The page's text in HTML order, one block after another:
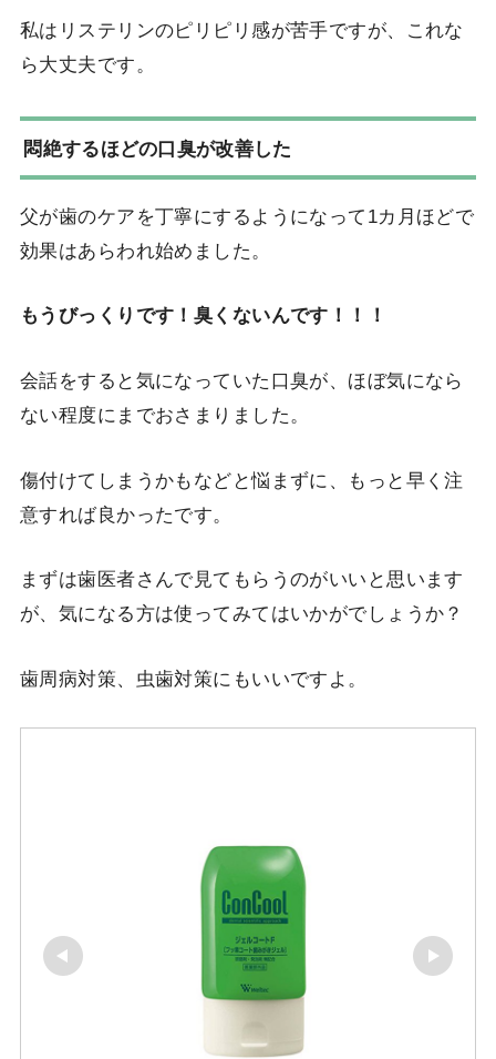
私はリステリンのピリピリ感が苦手ですが、これな
ら大丈夫です。
悶絶するほどの口臭が改善した
父が歯のケアを丁寧にするようになって1カ月ほどで
効果はあらわれ始めました。
もうびっくりです！臭くないんです！！！
会話をすると気になっていた口臭が、ほぼ気になら
ない程度にまでおさまりました。
傷付けてしまうかもなどと悩まずに、もっと早く注
意すれば良かったです。
まずは歯医者さんで見てもらうのがいいと思います
が、気になる方は使ってみてはいかがでしょうか？
歯周病対策、虫歯対策にもいいですよ。